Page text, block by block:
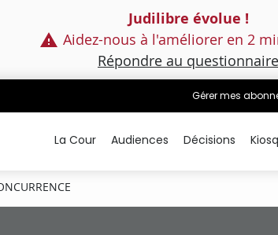
Judilibre évolue !
Aidez-nous à l'améliorer en 2
Répondre au questionnaire
Gérer mes
La Cour Audiences Décisions